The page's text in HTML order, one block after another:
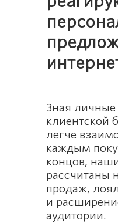
Зная личные
клиентской
легче
каждым
концов,
рассчитаны
продаж,
и
аудитории.